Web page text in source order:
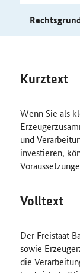
Kurztext
Wenn Sie als
und
investieren,
Volltext
Der Freistaat
sowie
die